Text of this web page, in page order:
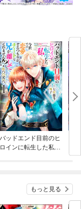
バッドエンド目前のヒ
ロインに転生した私、
もっと見る